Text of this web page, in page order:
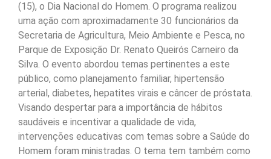
(15), o Dia Nacional do Homem. O programa realizou
uma ação com aproximadamente 30 funcionários da
Secretaria de Agricultura, Meio Ambiente e Pesca, no
Parque de Exposição Dr. Renato Queirós Carneiro da
Silva. O evento abordou temas pertinentes a este
público, como planejamento familiar, hipertensão
arterial, diabetes, hepatites virais e câncer de próstata.
Visando despertar para a importância de hábitos
saudáveis e incentivar a qualidade de vida,
intervenções educativas com temas sobre a Saúde do
Homem foram ministradas. O tema tem também como